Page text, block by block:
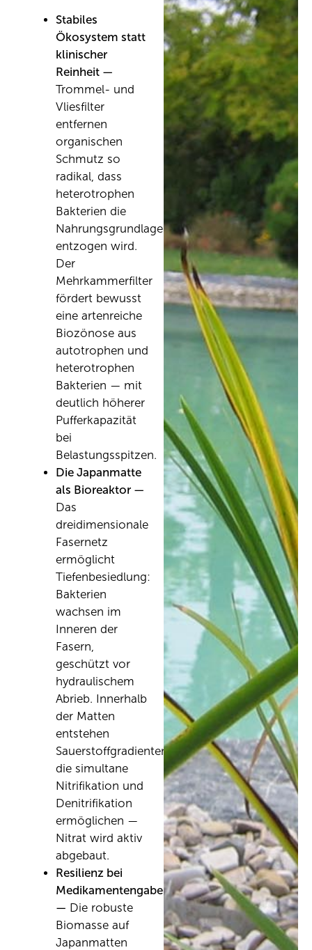
Stabiles
Ökosystem statt
klinischer
Reinheit —
Trommel- und
Vliesfilter
entfernen
organischen
Schmutz so
radikal, dass
heterotrophen
Bakterien die
Nahrungsgrundlage
entzogen wird.
Der
Mehrkammerfilter
fördert bewusst
eine artenreiche
Biozönose aus
autotrophen und
heterotrophen
Bakterien — mit
deutlich höherer
Pufferkapazität
bei
Belastungsspitzen.
Die Japanmatte
als Bioreaktor —
Das
dreidimensionale
Fasernetz
ermöglicht
Tiefenbesiedlung:
Bakterien
wachsen im
Inneren der
Fasern,
geschützt vor
hydraulischem
Abrieb. Innerhalb
der Matten
entstehen
Sauerstoffgradienten,
die simultane
Nitrifikation und
Denitrifikation
ermöglichen —
Nitrat wird aktiv
abgebaut.
Resilienz bei
Medikamentengabe
— Die robuste
Biomasse auf
Japanmatten